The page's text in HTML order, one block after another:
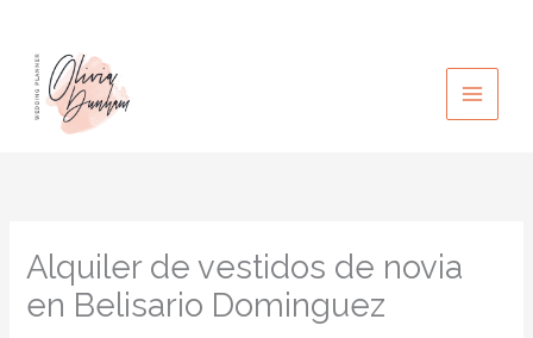
contenido
Alquiler de vestidos de novia
en Belisario Dominguez